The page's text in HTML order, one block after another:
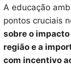
A educação
pontos cruciais
sobre o
região e a
com incentivo